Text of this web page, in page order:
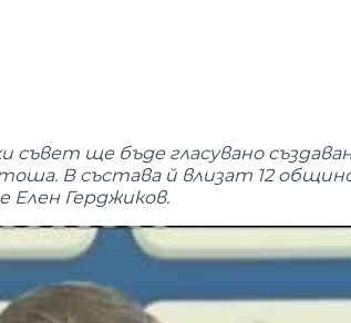
ще бъде гласувано
В състава й влизат 12
Герджиков.